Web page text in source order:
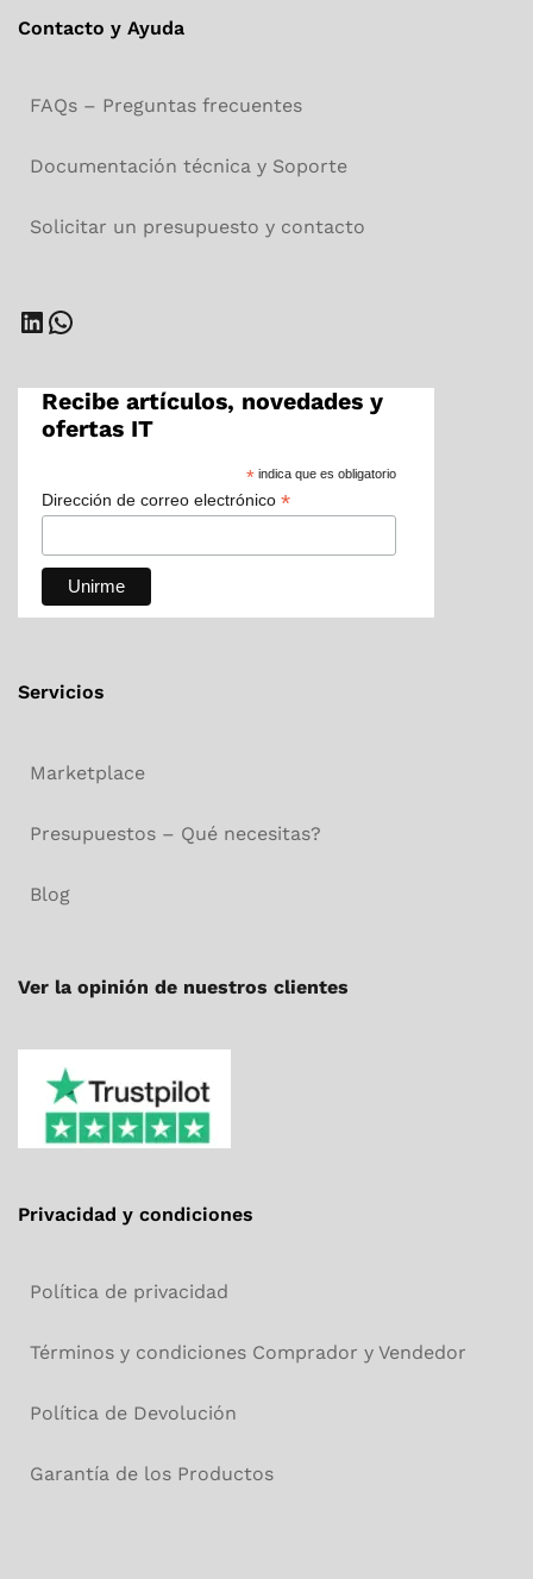
Contacto y Ayuda
FAQs – Preguntas frecuentes
Documentación técnica y Soporte
Solicitar un presupuesto y contacto
LinkedIn
WhatsApp
Recibe artículos, novedades y
ofertas IT
*indica que es obligatorio
Dirección de correo electrónico *
Servicios
Marketplace
Presupuestos – Qué necesitas?
Blog
Ver la opinión de nuestros clientes
Privacidad y condiciones
Política de privacidad
Términos y condiciones Comprador y Vendedor
Política de Devolución
Garantía de los Productos